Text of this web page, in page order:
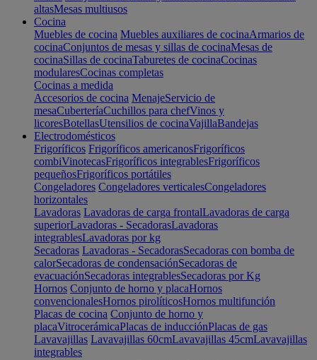
altasMesas multiusos
Cocina
Muebles de cocina Muebles auxiliares de cocinaArmarios de
cocinaConjuntos de mesas y sillas de cocinaMesas de
cocinaSillas de cocinaTaburetes de cocinaCocinas
modularesCocinas completas
Cocinas a medida
Accesorios de cocina MenajeServicio de
mesaCuberteríaCuchillos para chefVinos y
licoresBotellasUtensilios de cocinaVajillaBandejas
Electrodomésticos
Frigoríficos Frigoríficos americanosFrigoríficos
combiVinotecasFrigoríficos integrablesFrigoríficos
pequeñosFrigoríficos portátiles
Congeladores Congeladores verticalesCongeladores
horizontales
Lavadoras Lavadoras de carga frontalLavadoras de carga
superiorLavadoras - SecadorasLavadoras
integrablesLavadoras por kg
Secadoras Lavadoras - SecadorasSecadoras con bomba de
calorSecadoras de condensaciónSecadoras de
evacuaciónSecadoras integrablesSecadoras por Kg
Hornos Conjunto de horno y placaHornos
convencionalesHornos pirolíticosHornos multifunción
Placas de cocina Conjunto de horno y
placaVitrocerámicaPlacas de inducciónPlacas de gas
Lavavajillas Lavavajillas 60cmLavavajillas 45cmLavavajillas
integrables